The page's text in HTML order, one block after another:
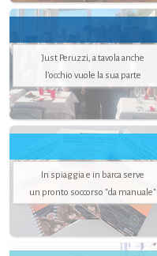
Just Peruzzi, a tavola anche
l’occhio vuole la sua parte
In spiaggia e in barca serve
un pronto soccorso "da manuale"